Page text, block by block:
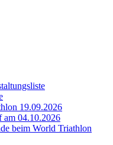
19.09.2026
04.10.2026
beim World Triathlon